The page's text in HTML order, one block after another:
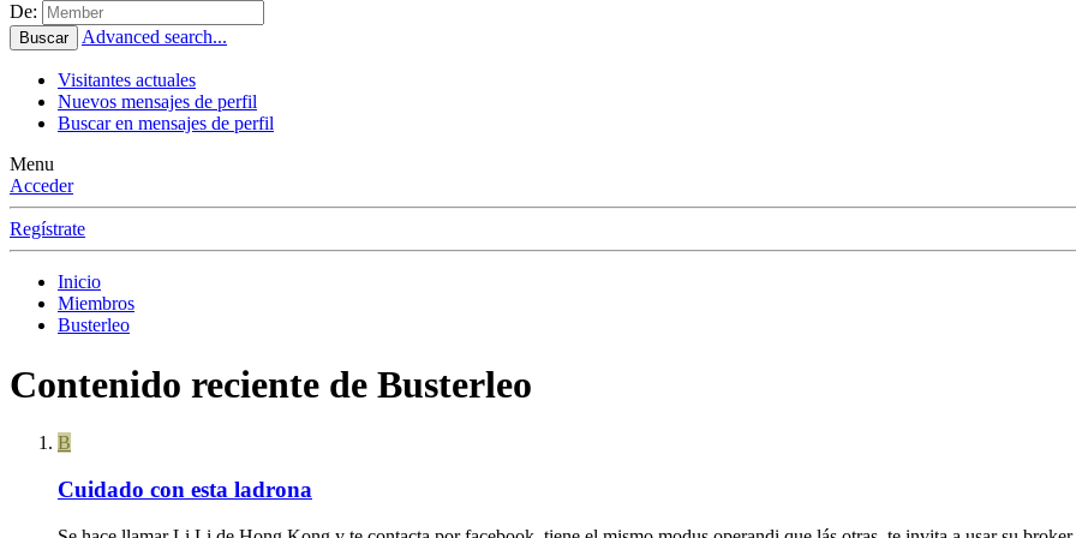
De:
Buscar Advanced search...
Visitantes actuales
Nuevos mensajes de perfil
Buscar en mensajes de perfil
Menu
Acceder
Regístrate
Inicio
Miembros
Busterleo
Contenido reciente de Busterleo
B
Cuidado con esta ladrona